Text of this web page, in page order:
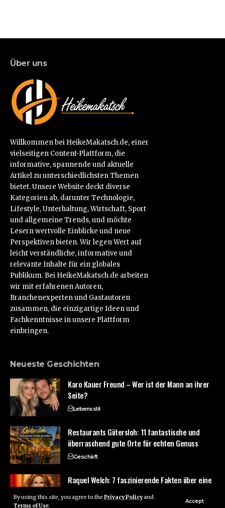
By using this site, you agree to the Privacy Policyand
Terms of Use.
Accept
Über uns
Willkommen bei HeikeMakatsch.de, einer
vielseitigen Content-Plattform, die
informative, spannende und aktuelle
Artikel zu unterschiedlichsten Themen
bietet. Unsere Website deckt diverse
Kategorien ab, darunter Technologie,
Lifestyle, Unterhaltung, Wirtschaft, Sport
und allgemeine Trends, und möchte
Lesern wertvolle Einblicke und neue
Perspektiven bieten. Wir legen Wert auf
leicht verständliche, informative und
relevante Inhalte für ein globales
Publikum. Bei HeikeMakatsch.de arbeiten
wir mit erfahrenen Autoren,
Branchenexperten und Gastautoren
zusammen, die einzigartige Ideen und
Fachkenntnisse in unsere Plattform
einbringen.
Neueste Geschichten
Karo Kauer Freund – Wer ist der Mann an ihrer
Seite?
Lebensstil
Restaurants Gütersloh: 11 fantastische und
überraschend gute Orte für echten Genuss
Geschäft
Raquel Welch: 7 faszinierende Fakten über eine